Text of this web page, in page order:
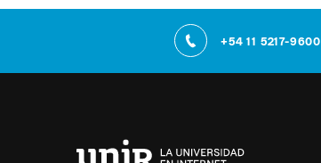
+54 11 5217-9600